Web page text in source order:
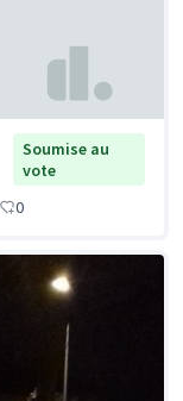
Soumise au
vote
0